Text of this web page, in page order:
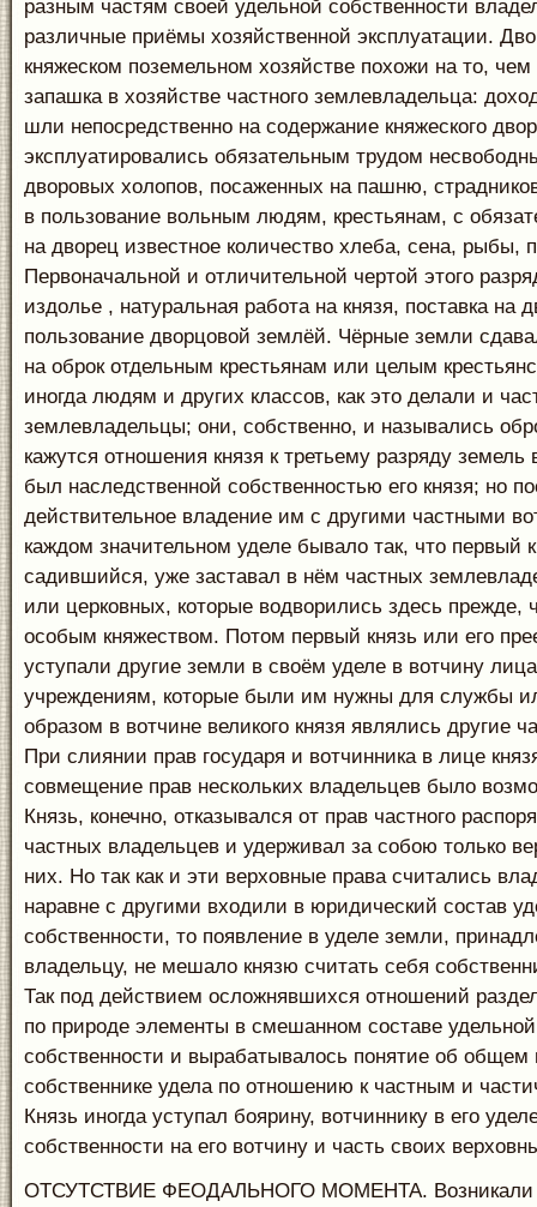
разным частям своей удельной собственности
различные приёмы хозяйственной эксплуатации.
княжеском поземельном хозяйстве похожи на то,
запашка в хозяйстве частного землевладельца:
шли непосредственно на содержание княжеского
эксплуатировались обязательным трудом
дворовых холопов, посаженных на пашню,
в пользование вольным людям, крестьянам, с
на дворец известное количество хлеба, сена, рыбы,
Первоначальной и отличительной чертой этого
издолье , натуральная работа на князя, поставка на
пользование дворцовой землёй. Чёрные земли
на оброк отдельным крестьянам или целым
иногда людям и других классов, как это делали и
землевладельцы; они, собственно, и назывались
кажутся отношения князя к третьему разряду земель
был наследственной собственностью его князя; но
действительное владение им с другими частными
каждом значительном уделе бывало так, что первый
садившийся, уже заставал в нём частных
или церковных, которые водворились здесь прежде,
особым княжеством. Потом первый князь или его
уступали другие земли в своём уделе в вотчину
учреждениям, которые были им нужны для службы
образом в вотчине великого князя являлись другие
При слиянии прав государя и вотчинника в лице
совмещение прав нескольких владельцев было
Князь, конечно, отказывался от прав частного
частных владельцев и удерживал за собою только
них. Но так как и эти верховные права считались
наравне с другими входили в юридический состав
собственности, то появление в уделе земли,
владельцу, не мешало князю считать себя
Так под действием осложнявшихся отношений
по природе элементы в смешанном составе
собственности и вырабатывалось понятие об общем
собственнике удела по отношению к частным и
Князь иногда уступал боярину, вотчиннику в его
собственности на его вотчину и часть своих
ОТСУТСТВИЕ ФЕОДАЛЬНОГО МОМЕНТА. Возникали